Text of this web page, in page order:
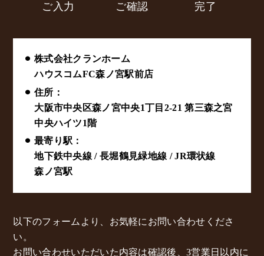
ご入力 ご確認 完了
⚫︎ 株式会社クランホーム
ハウスコムFC森ノ宮駅前店
⚫︎ 住所：
大阪市中央区森ノ宮中央1丁目2-21 第三森之宮
中央ハイツ1階
⚫︎ 最寄り駅：
地下鉄中央線 / 長堀鶴見緑地線 / JR環状線
森ノ宮駅
以下のフォームより、お気軽にお問い合わせくださ
い。
お問い合わせいただいた内容は確認後、3営業日以内に